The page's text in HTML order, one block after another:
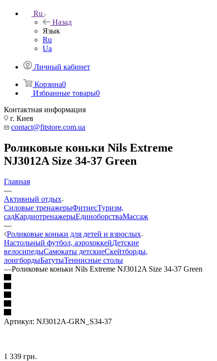
Ru
Назад
Язык
Ru
Ua
Личный кабинет
Корзина0
Избранные товары0
Контактная информация
г. Киев
contact@fitstore.com.ua
Роликовые коньки Nils Extreme
NJ3012A Size 34-37 Green
Главная
—
Активный отдых
Силовые тренажерыФитнесТуризм,
садКардиотренажерыЕдиноборстваМассаж
—
Роликовые коньки для детей и взрослых
Настольный футбол, аэрохоккейДетские
велосипедыСамокаты детскиеСкейтборды,
лонгбордыБатутыТеннисные столы
—Роликовые коньки Nils Extreme NJ3012A Size 34-37 Green
Артикул: NJ3012A-GRN_S34-37
1 339 грн.